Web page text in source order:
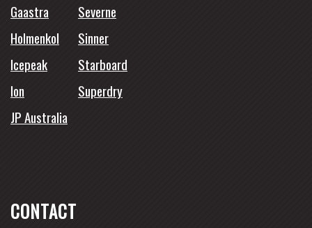
Gaastra
Severne
Holmenkol
Sinner
Icepeak
Starboard
Ion
Superdry
JP Australia
CONTACT